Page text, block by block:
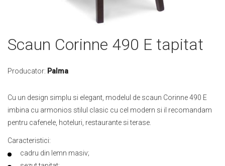
Scaun Corinne 490 E tapitat
Producator: Palma
Cu un design simplu si elegant, modelul de scaun Corinne 490 E
imbina cu armonios stilul clasic cu cel modern si il recomandam
pentru cafenele, hoteluri, restaurante si terase.
Caracteristici:
cadru din lemn masiv;
Skip
to
beginning
images
gallery